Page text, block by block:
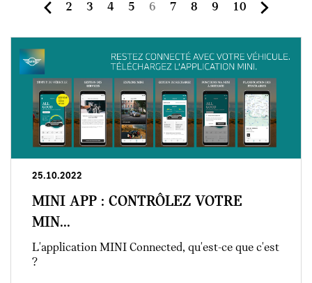
Page
2 Page
3 Page
4 Page
5
Page
6 Page
7 Page
8 Page
9 Page
10
25.10.2022
MINI APP : CONTRÔLEZ VOTRE
MIN...
L'application MINI Connected, qu'est-ce que c'est
?